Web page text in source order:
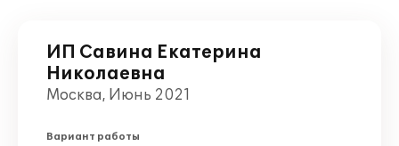
ИП Савина Екатерина
Николаевна
Москва, Июнь 2021
Вариант работы